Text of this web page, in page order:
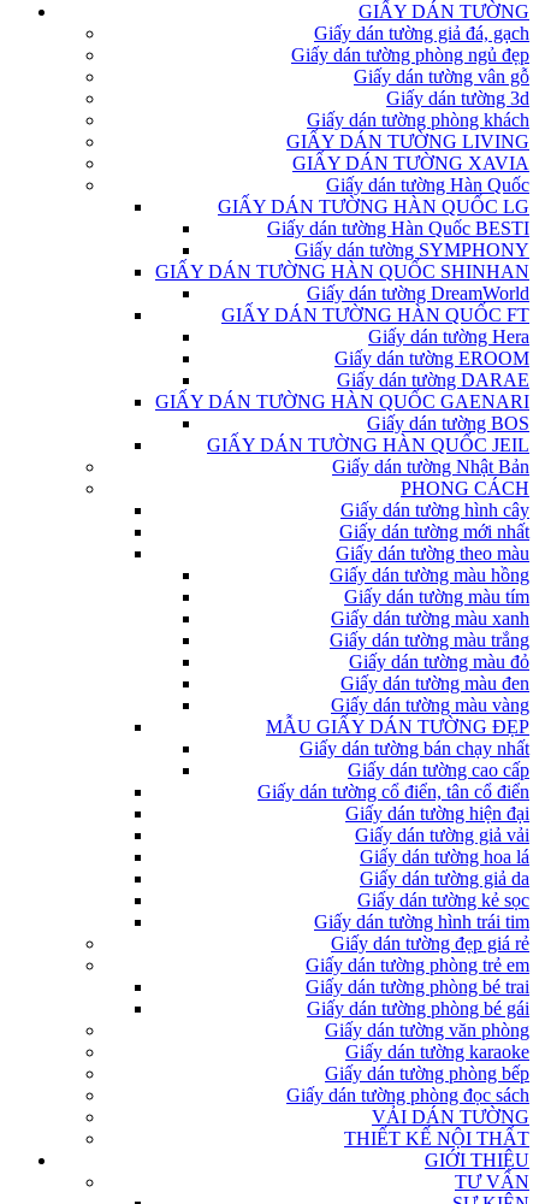
GIẤY DÁN TƯỜNG
Giấy dán tường giả đá, gạch
Giấy dán tường phòng ngủ đẹp
Giấy dán tường vân gỗ
Giấy dán tường 3d
Giấy dán tường phòng khách
GIẤY DÁN TƯỜNG LIVING
GIẤY DÁN TƯỜNG XAVIA
Giấy dán tường Hàn Quốc
GIẤY DÁN TƯỜNG HÀN QUỐC LG
Giấy dán tường Hàn Quốc BESTI
Giấy dán tường SYMPHONY
GIẤY DÁN TƯỜNG HÀN QUỐC SHINHAN
Giấy dán tường DreamWorld
GIẤY DÁN TƯỜNG HÀN QUỐC FT
Giấy dán tường Hera
Giấy dán tường EROOM
Giấy dán tường DARAE
GIẤY DÁN TƯỜNG HÀN QUỐC GAENARI
Giấy dán tường BOS
GIẤY DÁN TƯỜNG HÀN QUỐC JEIL
Giấy dán tường Nhật Bản
PHONG CÁCH
Giấy dán tường hình cây
Giấy dán tường mới nhất
Giấy dán tường theo màu
Giấy dán tường màu hồng
Giấy dán tường màu tím
Giấy dán tường màu xanh
Giấy dán tường màu trắng
Giấy dán tường màu đỏ
Giấy dán tường màu đen
Giấy dán tường màu vàng
MẪU GIẤY DÁN TƯỜNG ĐẸP
Giấy dán tường bán chạy nhất
Giấy dán tường cao cấp
Giấy dán tường cổ điển, tân cổ điển
Giấy dán tường hiện đại
Giấy dán tường giả vải
Giấy dán tường hoa lá
Giấy dán tường giả da
Giấy dán tường kẻ sọc
Giấy dán tường hình trái tim
Giấy dán tường đẹp giá rẻ
Giấy dán tường phòng trẻ em
Giấy dán tường phòng bé trai
Giấy dán tường phòng bé gái
Giấy dán tường văn phòng
Giấy dán tường karaoke
Giấy dán tường phòng bếp
Giấy dán tường phòng đọc sách
VẢI DÁN TƯỜNG
THIẾT KẾ NỘI THẤT
GIỚI THIỆU
TƯ VẤN